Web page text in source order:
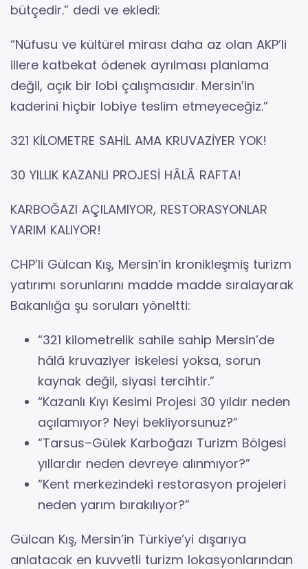
bütçedir.” dedi ve ekledi:
“Nüfusu ve kültürel mirası daha az olan AKP’li
illere katbekat ödenek ayrılması planlama
değil, açık bir lobi çalışmasıdır. Mersin’in
kaderini hiçbir lobiye teslim etmeyeceğiz.”
321 KİLOMETRE SAHİL AMA KRUVAZİYER YOK!
30 YILLIK KAZANLI PROJESİ HÂLÂ RAFTA!
KARBOĞAZI AÇILAMIYOR, RESTORASYONLAR
YARIM KALIYOR!
CHP’li Gülcan Kış, Mersin’in kronikleşmiş turizm
yatırımı sorunlarını madde madde sıralayarak
Bakanlığa şu soruları yöneltti:
“321 kilometrelik sahile sahip Mersin’de
hâlâ kruvaziyer iskelesi yoksa, sorun
kaynak değil, siyasi tercihtir.”
“Kazanlı Kıyı Kesimi Projesi 30 yıldır neden
açılamıyor? Neyi bekliyorsunuz?”
“Tarsus–Gülek Karboğazı Turizm Bölgesi
yıllardır neden devreye alınmıyor?”
“Kent merkezindeki restorasyon projeleri
neden yarım bırakılıyor?”
Gülcan Kış, Mersin’in Türkiye’yi dışarıya
anlatacak en kuvvetli turizm lokasyonlarından